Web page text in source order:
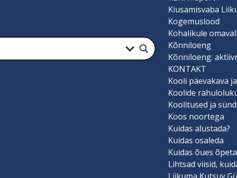
Kiusamisvaba
Kogemuslood
Kohalikule
Kõnniloeng
Kõnniloeng:
KONTAKT
Kooli päevakava
Koolide
Koolitused ja
Koos noortega
Kuidas alustada?
Kuidas osaleda
Kuidas õues
Lihtsad viisid,